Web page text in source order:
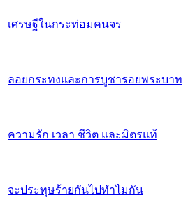
เศรษฐีในกระท่อมคนจร
ลอยกระทงและการบูชารอยพระบาท
ความรัก เวลา ชีวิต และมิตรแท้
จะประทุษร้ายกันไปทำไมกัน